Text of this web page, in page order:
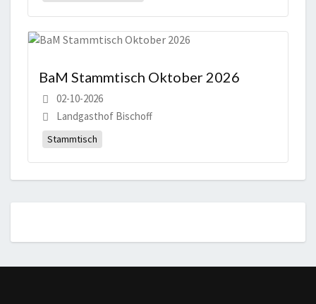
BaM Stammtisch Oktober 2026
02-10-2026
Landgasthof Bischoff
Stammtisch